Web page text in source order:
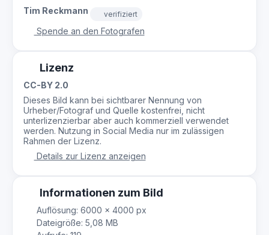
Tim Reckmann verifiziert
Spende an den Fotografen
Lizenz
CC-BY 2.0
Dieses Bild kann bei sichtbarer Nennung von
Urheber/Fotograf und Quelle kostenfrei, nicht
unterlizenzierbar aber auch kommerziell verwendet
werden. Nutzung in Social Media nur im zulässigen
Rahmen der Lizenz.
Details zur Lizenz anzeigen
Informationen zum Bild
Auflösung: 6000 × 4000 px
Dateigröße: 5,08 MB